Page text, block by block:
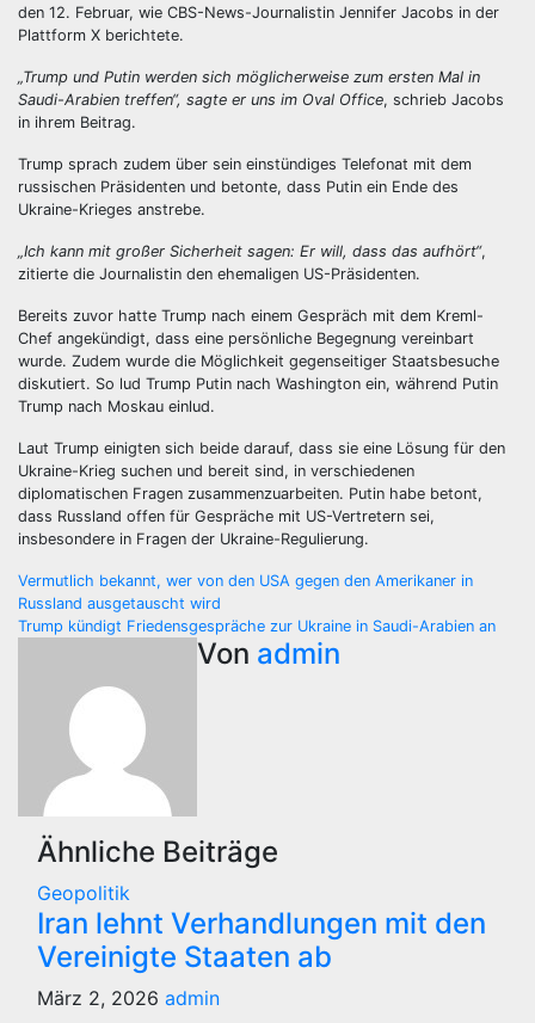
den 12. Februar, wie CBS-News-Journalistin Jennifer Jacobs in der
Plattform X berichtete.
„Trump und Putin werden sich möglicherweise zum ersten Mal in
Saudi-Arabien treffen“, sagte er uns im Oval Office, schrieb Jacobs
in ihrem Beitrag.
Trump sprach zudem über sein einstündiges Telefonat mit dem
russischen Präsidenten und betonte, dass Putin ein Ende des
Ukraine-Krieges anstrebe.
„Ich kann mit großer Sicherheit sagen: Er will, dass das aufhört“,
zitierte die Journalistin den ehemaligen US-Präsidenten.
Bereits zuvor hatte Trump nach einem Gespräch mit dem Kreml-
Chef angekündigt, dass eine persönliche Begegnung vereinbart
wurde. Zudem wurde die Möglichkeit gegenseitiger Staatsbesuche
diskutiert. So lud Trump Putin nach Washington ein, während Putin
Trump nach Moskau einlud.
Laut Trump einigten sich beide darauf, dass sie eine Lösung für den
Ukraine-Krieg suchen und bereit sind, in verschiedenen
diplomatischen Fragen zusammenzuarbeiten. Putin habe betont,
dass Russland offen für Gespräche mit US-Vertretern sei,
insbesondere in Fragen der Ukraine-Regulierung.
Beitragsnavigation
Vermutlich bekannt, wer von den USA gegen den Amerikaner in
Russland ausgetauscht wird
Trump kündigt Friedensgespräche zur Ukraine in Saudi-Arabien an
Von admin
Ähnliche Beiträge
Geopolitik
Iran lehnt Verhandlungen mit den
Vereinigte Staaten ab
März 2, 2026 admin